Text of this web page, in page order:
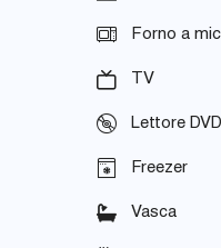
Forno a
TV
Lettore DVD
Freezer
Vasca